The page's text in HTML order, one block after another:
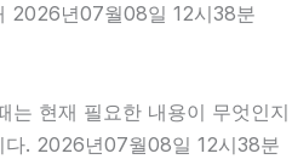
2026년07월08일 12시38분
는 현재 필요한 내용이 무엇인지
다. 2026년07월08일 12시38분